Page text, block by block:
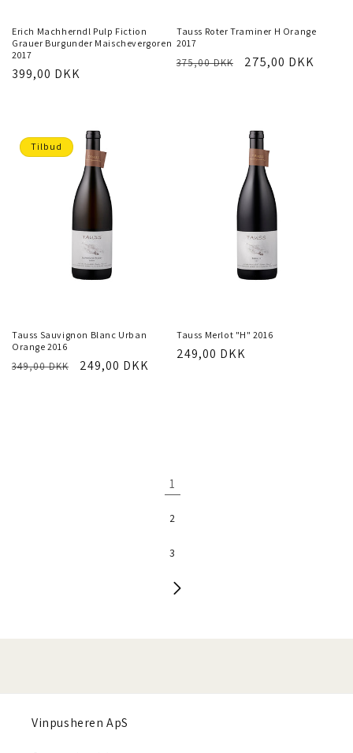
Erich Machherndl Pulp Fiction
Grauer Burgunder Maischevergoren
2017
Normalpris
399,00 DKK
Tauss Roter Traminer H Orange
2017
Normalpris
375,00 DKK Tilbudspris
275,00 DKK
Tilbud
Tauss Sauvignon Blanc Urban
Orange 2016
Normalpris
349,00 DKK Tilbudspris
249,00 DKK
Tauss Merlot "H" 2016
Normalpris
249,00 DKK
1
2
3
Vinpusheren ApS